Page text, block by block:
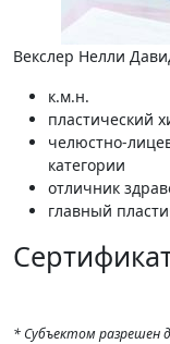
Векслер Нелли
к.м.н.
пластический
челюстно-
категории
отличник
главный
* Субъектом разрешен